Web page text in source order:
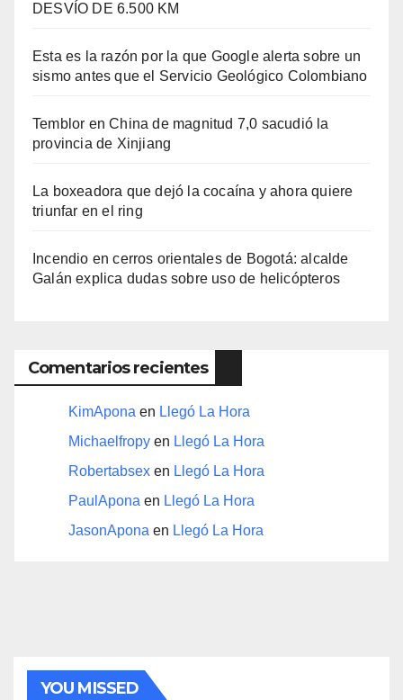
DESVÍO DE 6.500 KM
Esta es la razón por la que Google alerta sobre un
sismo antes que el Servicio Geológico Colombiano
Temblor en China de magnitud 7,0 sacudió la
provincia de Xinjiang
La boxeadora que dejó la cocaína y ahora quiere
triunfar en el ring​
Incendio en cerros orientales de Bogotá: alcalde
Galán explica dudas sobre uso de helicópteros
Comentarios recientes
KimApona en Llegó La Hora
Michaelfropy en Llegó La Hora
Robertabsex en Llegó La Hora
PaulApona en Llegó La Hora
JasonApona en Llegó La Hora
YOU MISSED